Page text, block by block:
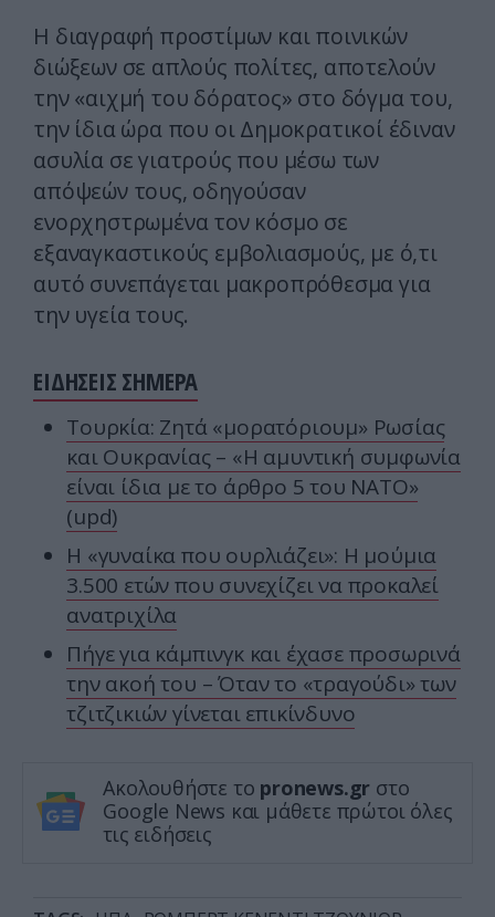
Η διαγραφή προστίμων και ποινικών
διώξεων σε απλούς πολίτες, αποτελούν
την «αιχμή του δόρατος» στο δόγμα του,
την ίδια ώρα που οι Δημοκρατικοί έδιναν
ασυλία σε γιατρούς που μέσω των
απόψεών τους, οδηγούσαν
ενορχηστρωμένα τον κόσμο σε
εξαναγκαστικούς εμβολιασμούς, με ό,τι
αυτό συνεπάγεται μακροπρόθεσμα για
την υγεία τους.
ΕΙΔΗΣΕΙΣ ΣΗΜΕΡΑ
Τουρκία: Ζητά «μορατόριουμ» Ρωσίας
και Ουκρανίας – «Η αμυντική συμφωνία
είναι ίδια με το άρθρο 5 του ΝΑΤΟ»
(upd)
Η «γυναίκα που ουρλιάζει»: Η μούμια
3.500 ετών που συνεχίζει να προκαλεί
ανατριχίλα
Πήγε για κάμπινγκ και έχασε προσωρινά
την ακοή του – Όταν το «τραγούδι» των
τζιτζικιών γίνεται επικίνδυνο
Ακολουθήστε το pronews.gr στο
Google News και μάθετε πρώτοι όλες
τις ειδήσεις